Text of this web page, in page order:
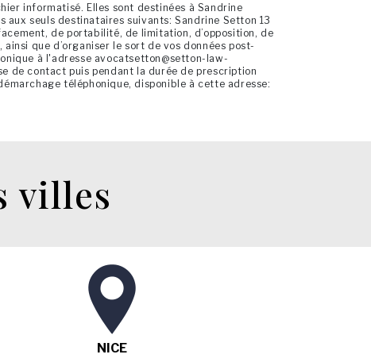
informatisé. Elles sont destinées à Sandrine
seuls destinataires suivants: Sandrine Setton 13
de portabilité, de limitation, d’opposition, de
que d’organiser le sort de vos données post-
à l'adresse avocatsetton@setton-law-
de contact puis pendant la durée de prescription
téléphonique, disponible à cette adresse:
villes
NICE